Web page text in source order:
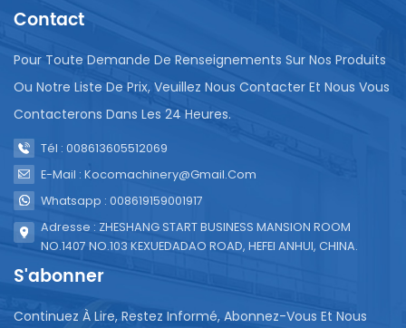
international, attireront et regarderont un grand
nombre de personnes, et la demande pour
l'industrie alimentaire et des boissons augmentera
également en conséquence. . Par conséquent,
pendant les Jeux Olympiques, la production et
l’utilisation de machines d’emballage pourraient
marché.En général, le machine de conditionnement
de boissons ensachées est un équipement
l’emballage. Il peut remplir efficacement et
précisément des produits liquides ou semi-fluides
dans des sacs d'emballage, offrant ainsi une
solution d'emballage pratique et efficace pour
Contact
Pour Toute Demande De Renseignements Sur Nos Produits
Ou Notre Liste De Prix, Veuillez Nous Contacter Et Nous Vous
Contacterons Dans Les 24 Heures.
Tél : 008613605512069
E-Mail : Kocomachinery@gmail.com
Whatsapp : 008619159001917
Adresse : ZHESHANG START BUSINESS MANSION ROOM
NO.1407 NO.103 KEXUEDADAO ROAD, HEFEI ANHUI, CHINA.
S'abonner
Continuez À Lire, Restez Informé, Abonnez-Vous Et Nous